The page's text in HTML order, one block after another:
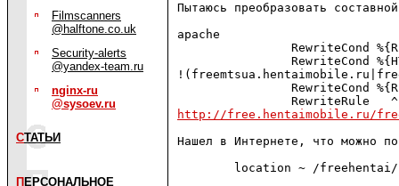
Filmscanners
@halftone.co.uk
Security-alerts
@yandex-team.ru
nginx-ru
@sysoev.ru
СТАТЬИ
П ЕРСОНАЛЬНОЕ
Пытаюсь преобразовать
apache
RewriteCond
RewriteCond
http://free.hentaimobile.ru/
Нашел в Интернете, что можно
location ~ /